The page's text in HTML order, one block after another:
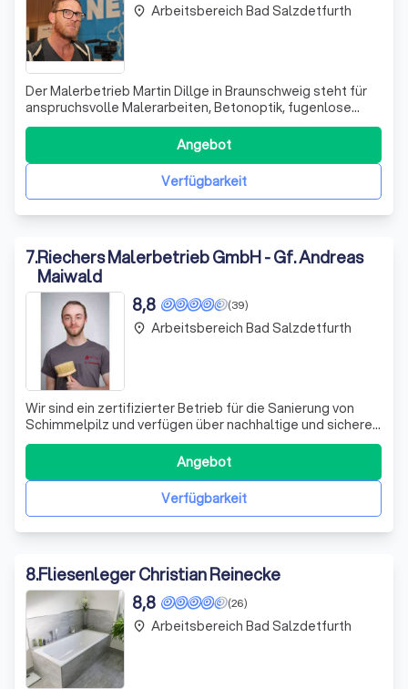
Der Malerbetrieb Martin Dillge in Braunschweig steht für
anspruchsvolle Malerarbeiten, Betonoptik, fugenlose
Oberflächen und Fassadensanierung. Als
werteorientierter, zuverlässiger und motivierender
Familienbetrieb sind wir Ihr Ansprechpartner für Arbeiten
in Farbe, Putz und Struktur. Unser Motto la
Verfügbarkeit
Angebot
place Arbeitsbereich Bad Salzdetfurth
7.Riechers Malerbetrieb GmbH - Gf. Andreas
Maiwald
(39)
8,8
Wir sind ein zertifizierter Betrieb für die Sanierung von
Schimmelpilz und verfügen über nachhaltige und sichere
Methoden, um Schimmel effektiv zu entfernen. Unser
Team besteht aus erfahrenen Fachleuten, die sich durch
ihre Sorgfalt und Genauigkeit auszeichnen. Wir sind stets
bemüht, die bestmöglichVerfügbarkeit
Angebot
place Arbeitsbereich Bad Salzdetfurth
8.Fliesenleger Christian Reinecke
(26)
8,8
place Arbeitsbereich Bad Salzdetfurth